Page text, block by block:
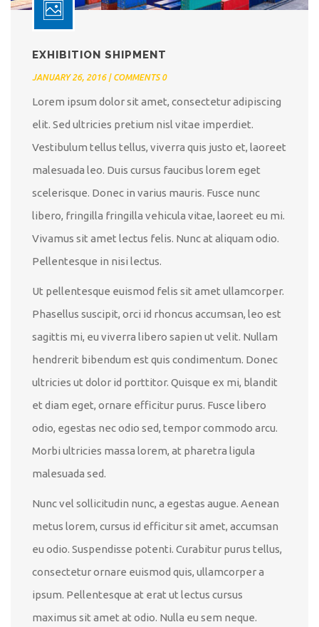
EXHIBITION SHIPMENT
JANUARY 26, 2016 | COMMENTS 0
Lorem ipsum dolor sit amet, consectetur adipiscing
elit. Sed ultricies pretium nisl vitae imperdiet.
Vestibulum tellus tellus, viverra quis justo et, laoreet
malesuada leo. Duis cursus faucibus lorem eget
scelerisque. Donec in varius mauris. Fusce nunc
libero, fringilla fringilla vehicula vitae, laoreet eu mi.
Vivamus sit amet lectus felis. Nunc at aliquam odio.
Pellentesque in nisi lectus.
Ut pellentesque euismod felis sit amet ullamcorper.
Phasellus suscipit, orci id rhoncus accumsan, leo est
sagittis mi, eu viverra libero sapien ut velit. Nullam
hendrerit bibendum est quis condimentum. Donec
ultricies ut dolor id porttitor. Quisque ex mi, blandit
et diam eget, ornare efficitur purus. Fusce libero
odio, egestas nec odio sed, tempor commodo arcu.
Morbi ultricies massa lorem, at pharetra ligula
malesuada sed.
Nunc vel sollicitudin nunc, a egestas augue. Aenean
metus lorem, cursus id efficitur sit amet, accumsan
eu odio. Suspendisse potenti. Curabitur purus tellus,
consectetur ornare euismod quis, ullamcorper a
ipsum. Pellentesque at erat ut lectus cursus
maximus sit amet at odio. Nulla eu sem neque.